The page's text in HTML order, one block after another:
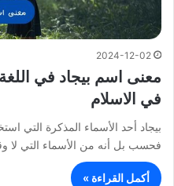
2024-12-02
معنى اسم بيجاد في
في الاسلام
بيجاد أحد الأسماء المذكرة التي
فحسب بل أنه من الأسماء التي لا
أكمل القراءة »